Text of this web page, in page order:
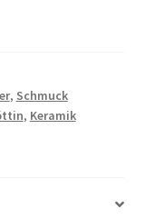
, Schmuck
, Keramik